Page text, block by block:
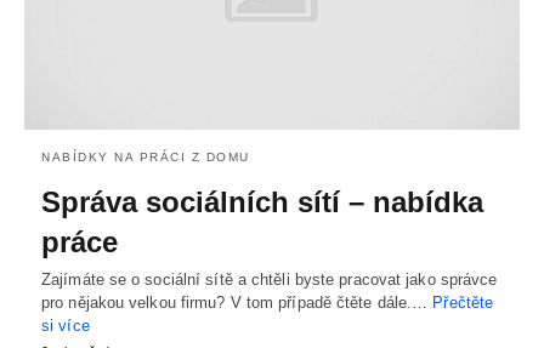
NABÍDKY NA PRÁCI Z DOMU
Správa sociálních sítí – nabídka
práce
Zajímáte se o sociální sítě a chtěli byste pracovat jako správce
pro nějakou velkou firmu? V tom případě čtěte dále.… Přečtěte
si více